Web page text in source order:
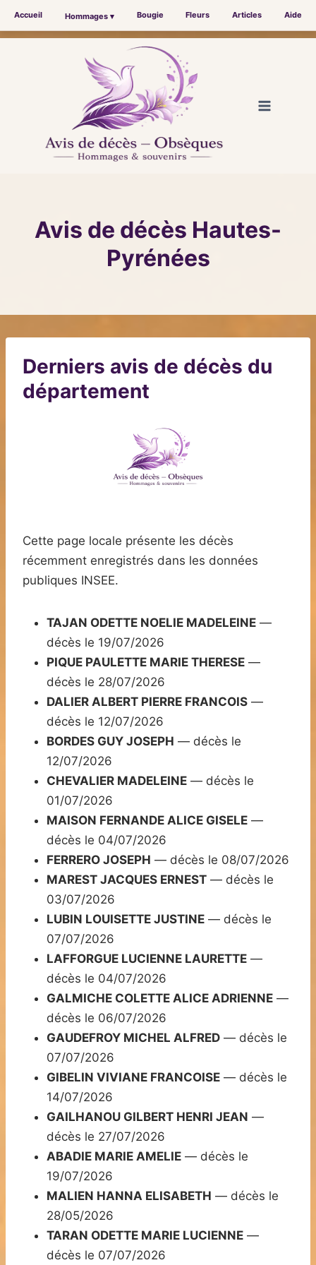
Accueil Hommages ▾ Bougie Fleurs Articles Aide
Avis de décès Hautes-
Pyrénées
Derniers avis de décès du
département
Cette page locale présente les décès
récemment enregistrés dans les données
publiques INSEE.
TAJAN ODETTE NOELIE MADELEINE —
décès le 19/07/2026
PIQUE PAULETTE MARIE THERESE —
décès le 28/07/2026
DALIER ALBERT PIERRE FRANCOIS —
décès le 12/07/2026
BORDES GUY JOSEPH — décès le
12/07/2026
CHEVALIER MADELEINE — décès le
01/07/2026
MAISON FERNANDE ALICE GISELE —
décès le 04/07/2026
FERRERO JOSEPH — décès le 08/07/2026
MAREST JACQUES ERNEST — décès le
03/07/2026
LUBIN LOUISETTE JUSTINE — décès le
07/07/2026
LAFFORGUE LUCIENNE LAURETTE —
décès le 04/07/2026
GALMICHE COLETTE ALICE ADRIENNE —
décès le 06/07/2026
GAUDEFROY MICHEL ALFRED — décès le
07/07/2026
GIBELIN VIVIANE FRANCOISE — décès le
14/07/2026
GAILHANOU GILBERT HENRI JEAN —
décès le 27/07/2026
ABADIE MARIE AMELIE — décès le
19/07/2026
MALIEN HANNA ELISABETH — décès le
28/05/2026
TARAN ODETTE MARIE LUCIENNE —
décès le 07/07/2026